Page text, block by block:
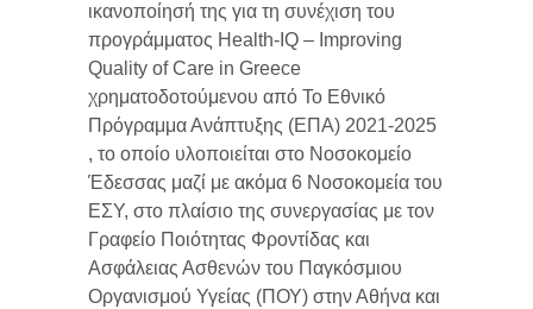
ικανοποίησή της για τη συνέχιση του
προγράμματος Health-IQ – Improving
Quality of Care in Greece
χρηματοδοτούμενου από Το Εθνικό
Πρόγραμμα Ανάπτυξης (ΕΠΑ) 2021-2025
, το οποίο υλοποιείται στο Νοσοκομείο
Έδεσσας μαζί με ακόμα 6 Νοσοκομεία του
ΕΣΥ, στο πλαίσιο της συνεργασίας με τον
Γραφείο Ποιότητας Φροντίδας και
Ασφάλειας Ασθενών του Παγκόσμιου
Οργανισμού Υγείας (ΠΟΥ) στην Αθήνα και